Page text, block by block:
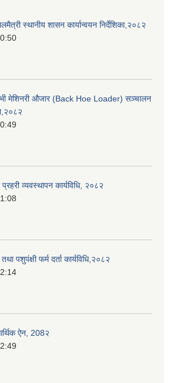
स्थानीय शासन कार्यान्वयन निर्देशिका,२०८२
हेभी मेशिनरी औजार (Back Hoe Loader) सञ्चालन
प्रहरी व्यवस्थापन कार्यविधि, २०८२
पशुपंक्षी फर्म दर्ता कार्यविधि,२०८२
ऐन, 208२